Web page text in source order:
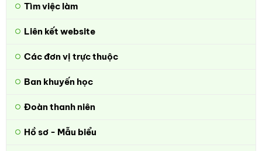
Tìm việc làm
Liên kết website
Các đơn vị trực thuộc
Ban khuyến học
Đoàn thanh niên
Hồ sơ - Mẫu biểu